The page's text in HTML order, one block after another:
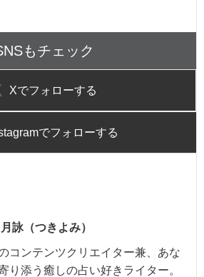
もチェック
Xでフォローする
でフォローする
詠（つきよみ）
コンテンツクリエイター兼、あな
り添う癒しの占い好きライター。